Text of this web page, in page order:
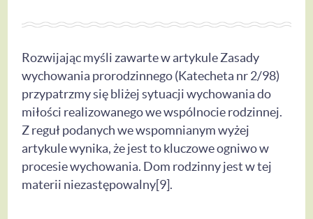
Rozwijając myśli zawarte w artykule Zasady
wychowania prorodzinnego (Katecheta nr 2/98)
przypatrzmy się bliżej sytuacji wychowania do
miłości realizowanego we wspólnocie rodzinnej.
Z reguł podanych we wspomnianym wyżej
artykule wynika, że jest to kluczowe ogniwo w
procesie wychowania. Dom rodzinny jest w tej
materii niezastępowalny[9].